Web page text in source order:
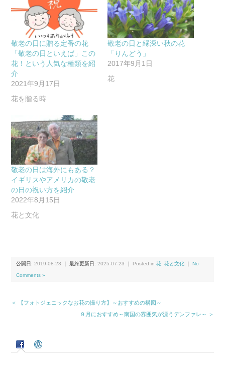
敬老の日に贈る定番の花
「敬老の日といえば」この
花！という人気な種類を紹
介
2021年9月17日
花を贈る時
敬老の日と縁深い秋の花
「りんどう」
2017年9月1日
花
敬老の日は海外にもある？
イギリスやアメリカの敬老
の日の祝い方を紹介
2022年8月15日
花と文化
公開日:2019-08-23 ｜最終更新日:2025-07-23 ｜ Posted in花,花と文化 ｜No
Comments »
＜ 【フォトジェニックなお花の撮り方】～おすすめの構図～
９月におすすめ～南国の雰囲気が漂うデンファレ～ ＞